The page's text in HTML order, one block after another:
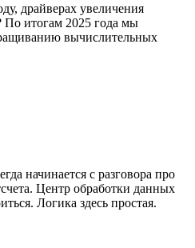
драйверах увеличения
По итогам 2025 года мы
вычислительных
начинается с разговора про
Центр обработки данных
Логика здесь простая.